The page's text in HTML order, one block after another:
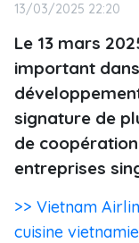
13/03/2025 22:20
Le 13 mars
important
signature de
de
entreprises
>> Vietnam
cuisine